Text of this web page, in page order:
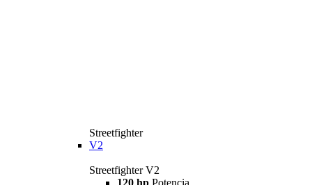
Streetfighter
V2
Streetfighter V2